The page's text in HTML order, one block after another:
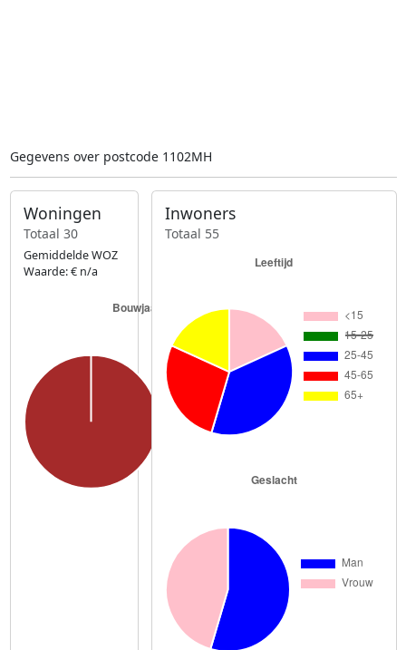
Gegevens over postcode 1102MH
Woningen
Totaal 30
Gemiddelde WOZ
Waarde: € n/a
Inwoners
Totaal 55